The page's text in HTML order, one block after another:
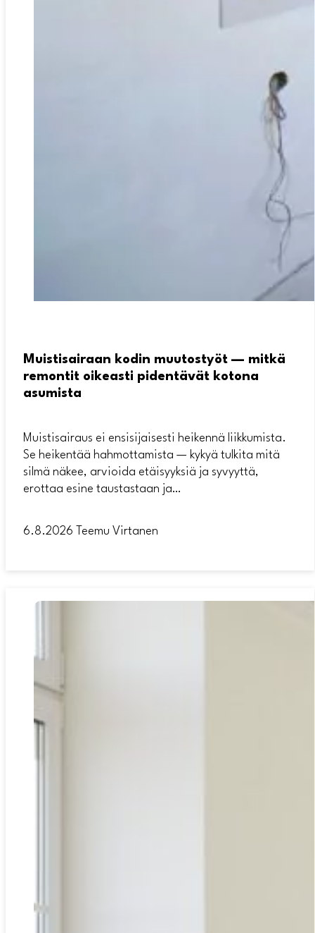
Muistisairaan kodin muutostyöt — mitkä
remontit oikeasti pidentävät kotona
asumista
Muistisairaus ei ensisijaisesti heikennä liikkumista.
Se heikentää hahmottamista — kykyä tulkita mitä
silmä näkee, arvioida etäisyyksiä ja syvyyttä,
erottaa esine taustastaan ja…
6.8.2026 Teemu Virtanen